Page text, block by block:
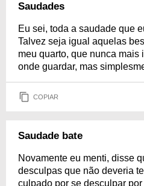
Saudades
Eu sei, toda a saudade que
Talvez seja igual aquelas
meu quarto, que nunca mais
onde guardar, mas
COPIAR
Saudade bate
Novamente eu menti, disse
desculpas que não deveria
culpado por se desculpar